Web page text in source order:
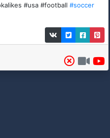
#usa #football #soccer